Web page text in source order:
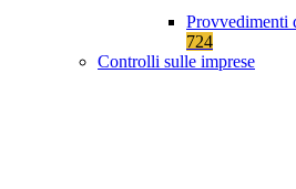
Provvedimenti
724
Controlli sulle imprese